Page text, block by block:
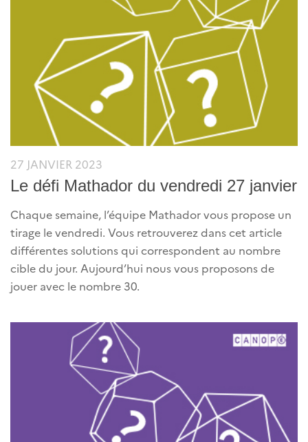
27 JANVIER 2023
Le défi Mathador du vendredi 27 janvier
Chaque semaine, l’équipe Mathador vous propose un
tirage le vendredi. Vous retrouverez dans cet article
différentes solutions qui correspondent au nombre
cible du jour. Aujourd’hui nous vous proposons de
jouer avec le nombre 30.